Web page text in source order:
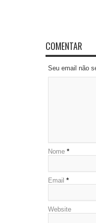
COMENTAR
Seu email não
Nome *
Email *
Website